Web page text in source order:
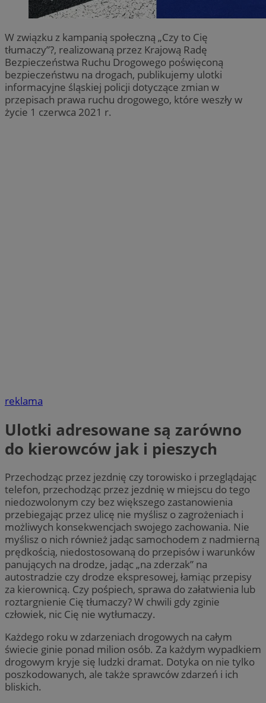
W związku z kampanią społeczną „Czy to Cię
tłumaczy”?, realizowaną przez Krajową Radę
Bezpieczeństwa Ruchu Drogowego poświęconą
bezpieczeństwu na drogach, publikujemy ulotki
informacyjne śląskiej policji dotyczące zmian w
przepisach prawa ruchu drogowego, które weszły w
życie 1 czerwca 2021 r.
reklama
Ulotki adresowane są zarówno
do kierowców jak i pieszych
Przechodząc przez jezdnię czy torowisko i przeglądając
telefon, przechodząc przez jezdnię w miejscu do tego
niedozwolonym czy bez większego zastanowienia
przebiegając przez ulicę nie myślisz o zagrożeniach i
możliwych konsekwencjach swojego zachowania. Nie
myślisz o nich również jadąc samochodem z nadmierną
prędkością, niedostosowaną do przepisów i warunków
panujących na drodze, jadąc „na zderzak” na
autostradzie czy drodze ekspresowej, łamiąc przepisy
za kierownicą. Czy pośpiech, sprawa do załatwienia lub
roztargnienie Cię tłumaczy? W chwili gdy zginie
człowiek, nic Cię nie wytłumaczy.
Każdego roku w zdarzeniach drogowych na całym
świecie ginie ponad milion osób. Za każdym wypadkiem
drogowym kryje się ludzki dramat. Dotyka on nie tylko
poszkodowanych, ale także sprawców zdarzeń i ich
bliskich.